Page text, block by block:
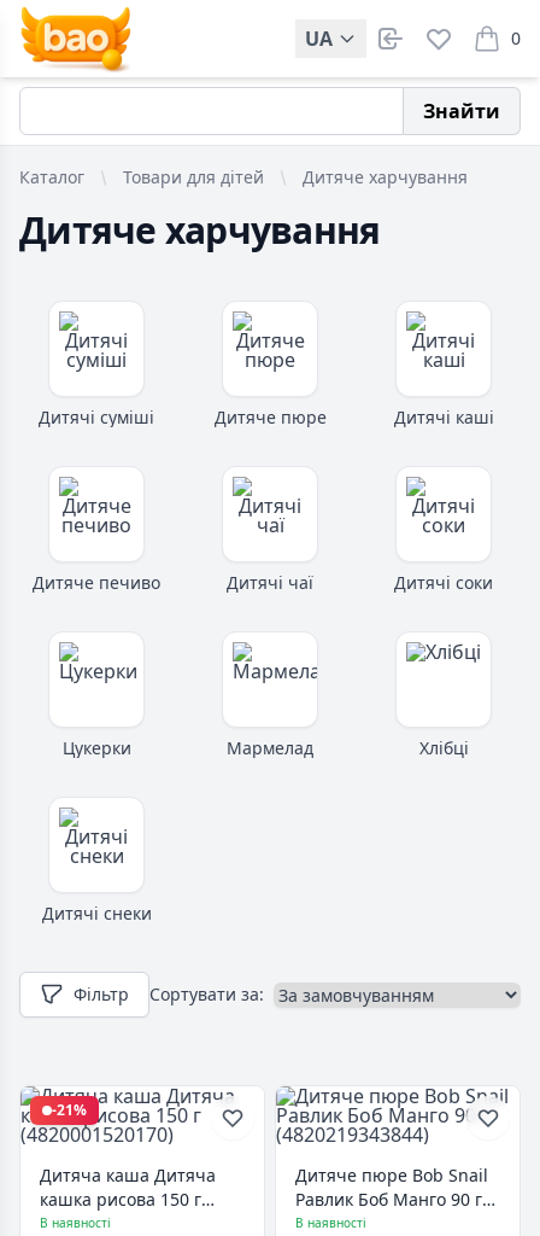
UA 0
items
Знайти
Каталог Товари для дітей Дитяче харчування
Дитяче харчування
Дитячі суміші Дитяче пюре Дитячі каші
Дитяче печиво Дитячі чаї Дитячі соки
Цукерки Мармелад Хлібці
Дитячі снеки
Фільтр Сортувати за:
-21%
Дитяча каша Дитяча
кашка рисова 150 г
(4820001520170)
В наявності
Дитяче пюре Bob Snail
Равлик Боб Манго 90 г
(4820219343844)
В наявності